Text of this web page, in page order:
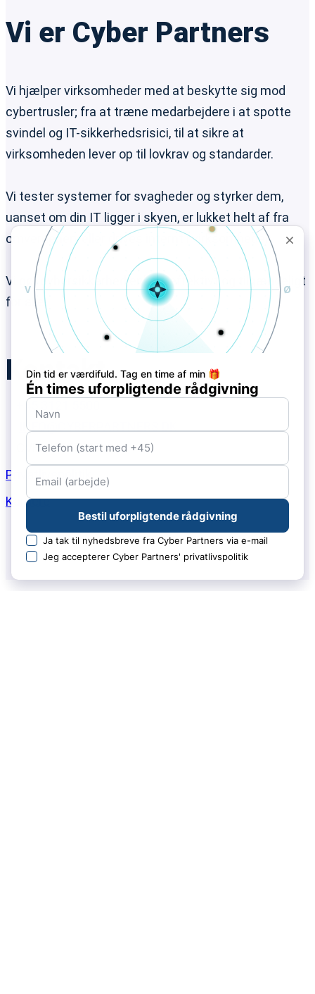
Vi er Cyber Partners
Vi hjælper virksomheder med at beskytte sig mod
cybertrusler; fra at træne medarbejdere i at spotte
svindel og IT-sikkerhedsrisici, til at sikre at
virksomheden lever op til lovkrav og standarder.
Vi tester systemer for svagheder og styrker dem,
uanset om din IT ligger i skyen, er lukket helt af fra
omverdenen, eller drives internt i virksomheden.
Vi gør cybersikkerhed enkelt, effektivt og tilgængeligt
for alle
Kontakt
+45 3121 5500
INFO@CYBERPARTNERS.DK
CVR: 43105507
Privatlivspolitik
Karriere